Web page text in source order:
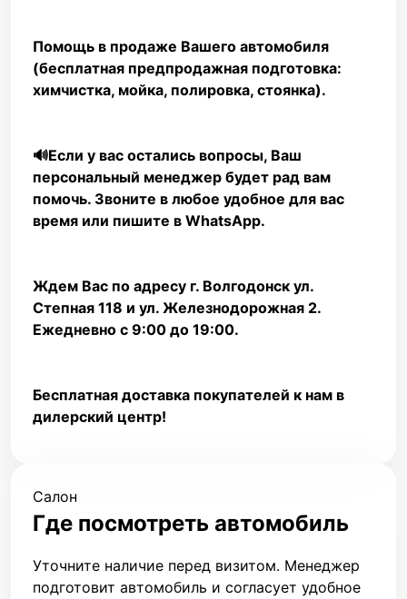
Помощь в продаже Вашего автомобиля
(бесплатная предпродажная подготовка:
химчистка, мойка, полировка, стоянка).
🔊Если у вас остались вопросы, Ваш
персональный менеджер будет рад вам
помочь. Звоните в любое удобное для вас
время или пишите в WhаtsАрр.
Ждем Вас по адресу г. Волгодонск ул.
Степная 118 и ул. Железнодорожная 2.
Ежедневно с 9:00 до 19:00.
Бесплатная доставка покупателей к нам в
дилерский центр!
Салон
Где посмотреть автомобиль
Уточните наличие перед визитом. Менеджер
подготовит автомобиль и согласует удобное